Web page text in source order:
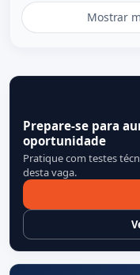
Mostrar
Prepare-se para
oportunidade
Pratique com testes
desta vaga.